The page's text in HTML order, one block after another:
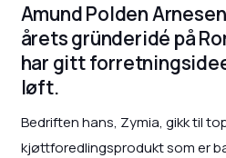
Amund Polden
årets gründeridé på
har gitt
løft.
Bedriften hans, Zymia, gikk til
kjøttforedlingsprodukt som er